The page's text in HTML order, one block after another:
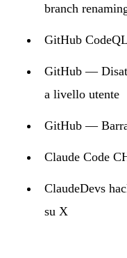
branch
GitHub
GitHub —
a livello utente
GitHub —
Claude Code
ClaudeDevs
su X